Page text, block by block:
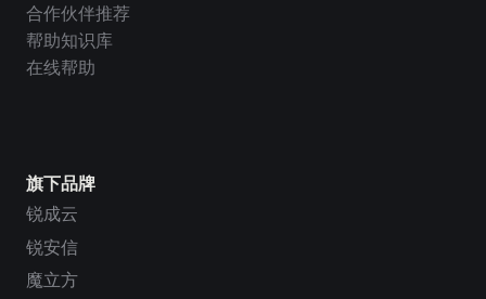
旗下品牌
锐成云
锐安信
魔立方
合作伙伴推荐
帮助知识库
在线帮助